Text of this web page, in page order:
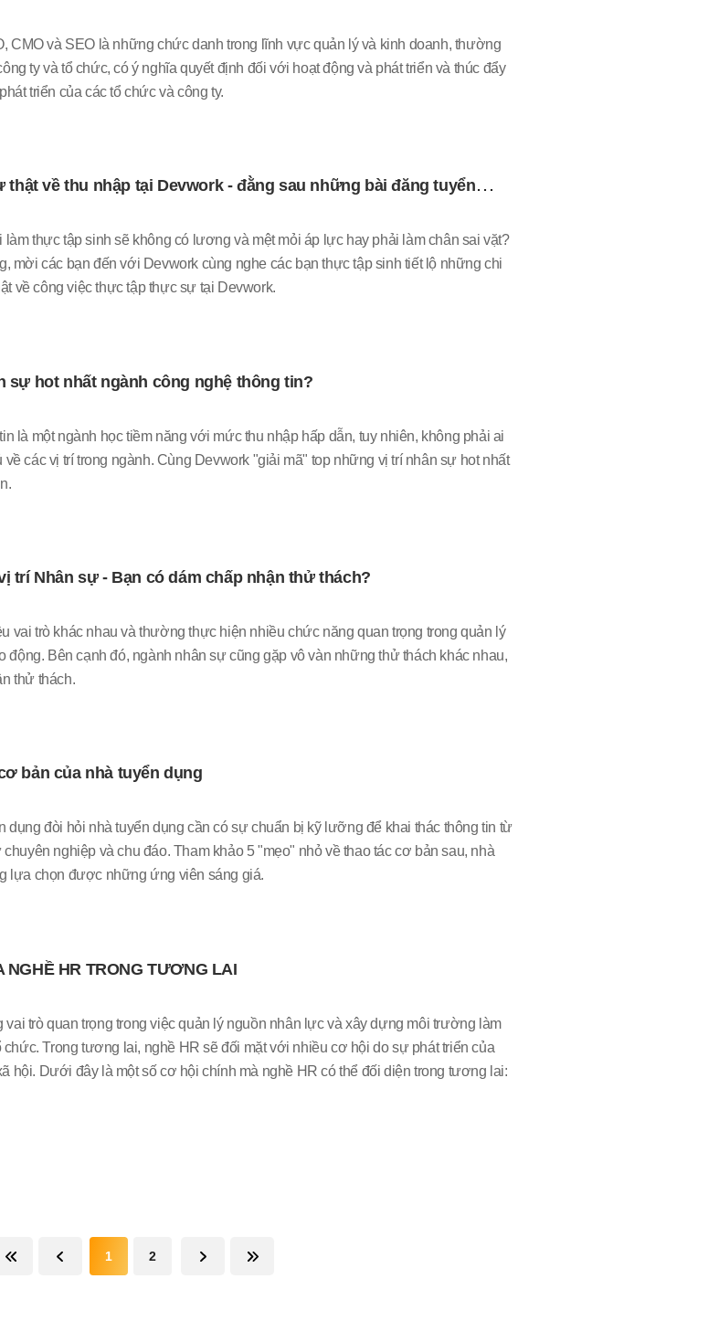
CMO và SEO là những chức danh trong lĩnh vực quản lý và kinh doanh, thường
ty và tổ chức, có ý nghĩa quyết định đối với hoạt động và phát triển và thúc đẩy
triển của các tổ chức và công ty.
thật về thu nhập tại Devwork - đằng sau những bài đăng tuyển
thực tập sinh sẽ không có lương và mệt mỏi áp lực hay phải làm chân sai vặt?
mời các bạn đến với Devwork cùng nghe các bạn thực tập sinh tiết lộ những chi
về công việc thực tập thực sự tại Devwork.
sự hot nhất ngành công nghệ thông tin?
là một ngành học tiềm năng với mức thu nhập hấp dẫn, tuy nhiên, không phải ai
về các vị trí trong ngành. Cùng Devwork "giải mã" top những vị trí nhân sự hot nhất
trí Nhân sự - Bạn có dám chấp nhận thử thách?
vai trò khác nhau và thường thực hiện nhiều chức năng quan trọng trong quản lý
động. Bên cạnh đó, ngành nhân sự cũng gặp vô vàn những thử thách khác nhau,
thử thách.
bản của nhà tuyển dụng
dụng đòi hỏi nhà tuyển dụng cần có sự chuẩn bị kỹ lưỡng để khai thác thông tin từ
nghiệp và chu đáo. Tham khảo 5 "mẹo" nhỏ về thao tác cơ bản sau, nhà
lựa chọn được những ứng viên sáng giá.
NGHỀ HR TRONG TƯƠNG LAI
vai trò quan trọng trong việc quản lý nguồn nhân lực và xây dựng môi trường làm
chức. Trong tương lai, nghề HR sẽ đối mặt với nhiều cơ hội do sự phát triển của
hội. Dưới đây là một số cơ hội chính mà nghề HR có thể đối diện trong tương lai:
1 2